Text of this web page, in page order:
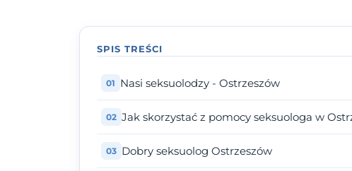
SPIS TREŚCI
Nasi seksuolodzy - Ostrzeszów
Jak skorzystać z pomocy seksuologa w
Dobry seksuolog Ostrzeszów